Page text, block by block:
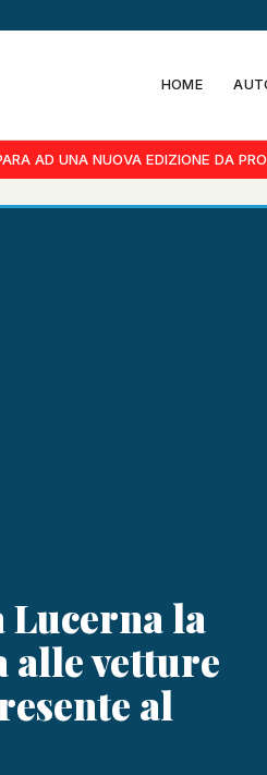
HOME
AD UNA NUOVA EDIZIONE DA
Lucerna la
alle vetture
al